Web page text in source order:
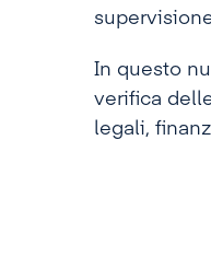
In questo
verifica
legali,